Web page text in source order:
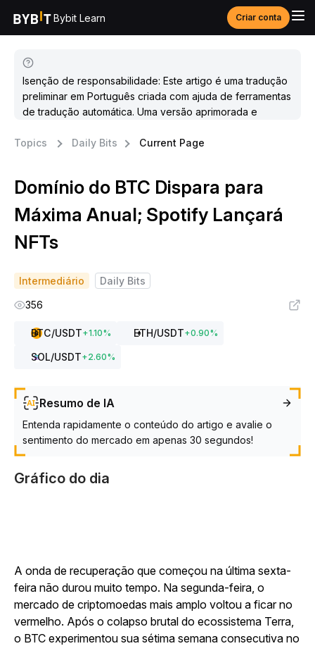
Bybit Learn Criar conta
Isenção de responsabilidade: Este artigo é uma tradução
preliminar em Português criada com ajuda de ferramentas
de tradução automática. Uma versão aprimorada e
Topics
Daily Bits Current Page
Domínio do BTC Dispara para
Máxima Anual; Spotify Lançará
NFTs
Intermediário
Daily Bits
356
BTC/USDT+1.10% ETH/USDT+0.90%
SOL/USDT+2.60%
Resumo de IA
Entenda rapidamente o conteúdo do artigo e avalie o
sentimento do mercado em apenas 30 segundos!
Gráfico do dia
A onda de recuperação que começou na última sexta-
feira não durou muito tempo. Na segunda-feira, o
mercado de criptomoedas mais amplo voltou a ficar no
vermelho. Após o colapso brutal do ecossistema Terra,
o BTC experimentou sua sétima semana consecutiva no